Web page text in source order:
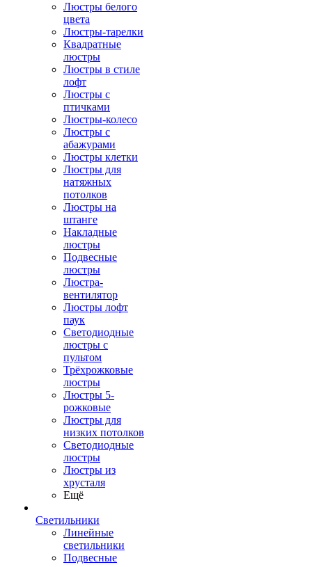
Люстры белого
цвета
Люстры-тарелки
Квадратные
люстры
Люстры в стиле
лофт
Люстры с
птичками
Люстры-колесо
Люстры с
абажурами
Люстры клетки
Люстры для
натяжных
потолков
Люстры на
штанге
Накладные
люстры
Подвесные
люстры
Люстра-
вентилятор
Люстры лофт
паук
Светодиодные
люстры с
пультом
Трёхрожковые
люстры
Люстры 5-
рожковые
Люстры для
низких потолков
Cветодиодные
люстры
Люстры из
хрусталя
Ещё
Светильники
Линейные
светильники
Подвесные